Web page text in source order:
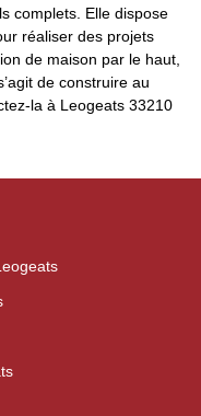
complets. Elle dispose
réaliser des projets
de maison par le haut,
de construire au
la à Leogeats 33210